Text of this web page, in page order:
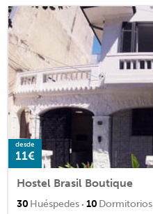
desde
11€
Hostel Brasil Boutique
30 Huéspedes · 10 Dormitorios